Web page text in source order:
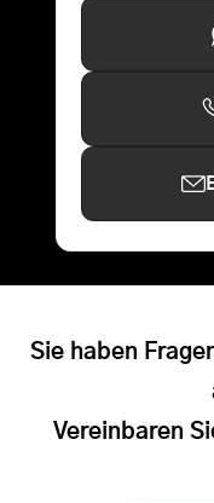
Sie haben
Vereinbaren